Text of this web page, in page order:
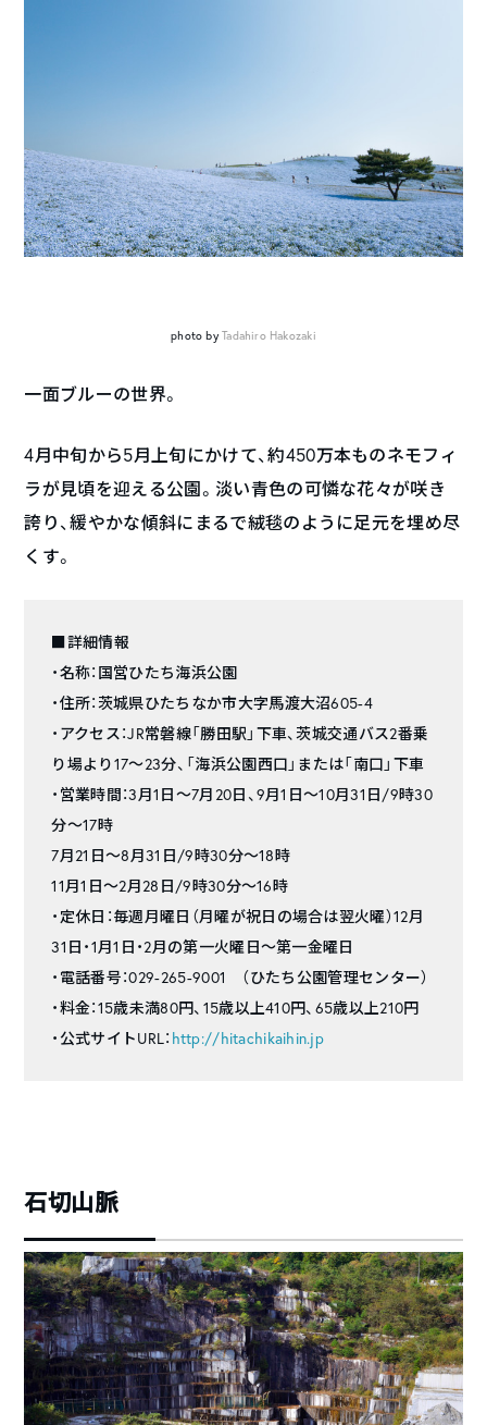
photo byTadahiro Hakozaki
一面ブルーの世界。
4月中旬から5月上旬にかけて、約450万本ものネモフィ
ラが見頃を迎える公園。淡い青色の可憐な花々が咲き
誇り、緩やかな傾斜にまるで絨毯のように足元を埋め尽
くす。
■詳細情報
・名称：国営ひたち海浜公園
・住所：茨城県ひたちなか市大字馬渡大沼605-4
・アクセス：JR常磐線「勝田駅」下車、茨城交通バス2番乗
り場より17～23分、「海浜公園西口」または「南口」下車
・営業時間：3月1日～7月20日、9月1日～10月31日/9時30
分～17時
7月21日～8月31日/9時30分～18時
11月1日～2月28日/9時30分～16時
・定休日：毎週月曜日（月曜が祝日の場合は翌火曜）12月
31日・1月1日・2月の第一火曜日～第一金曜日
・電話番号：029-265-9001 （ひたち公園管理センター）
・料金：15歳未満80円、15歳以上410円、65歳以上210円
・公式サイトURL： http://hitachikaihin.jp
石切山脈